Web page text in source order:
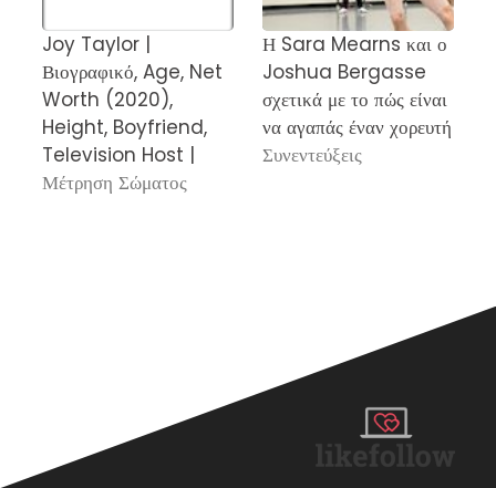
Joy Taylor |
Βιογραφικό, Age, Net
Worth (2020),
Height, Boyfriend,
Television Host |
Μέτρηση Σώματος
Η Sara Mearns και ο
Joshua Bergasse
σχετικά με το πώς είναι
να αγαπάς έναν χορευτή
Συνεντεύξεις